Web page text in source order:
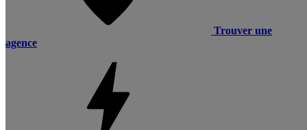
Trouver une
agence